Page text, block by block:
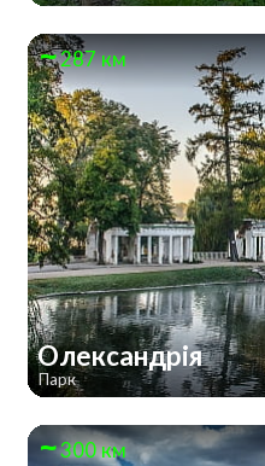
287 км
Олександрія
Парк
300 км